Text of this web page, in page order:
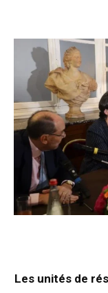
Les unités de